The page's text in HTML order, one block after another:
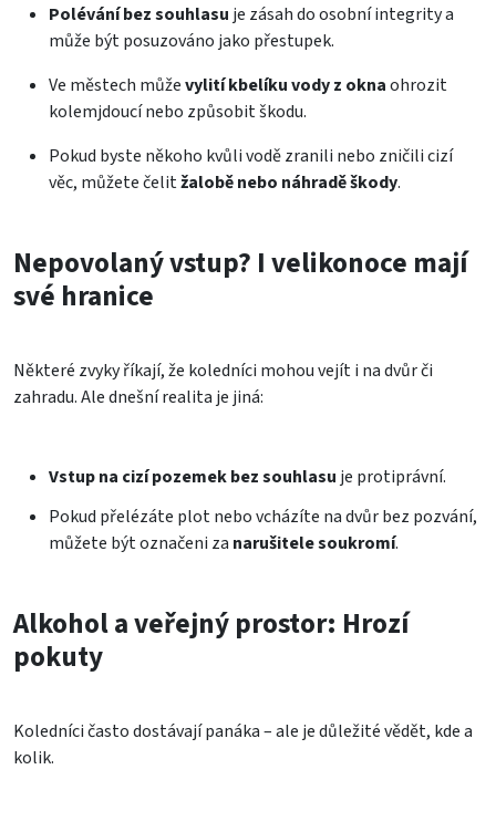
Polévání bez souhlasu je zásah do osobní integrity a
může být posuzováno jako přestupek.
Ve městech můževylití kbelíku vody z oknaohrozit
kolemjdoucí nebo způsobit škodu.
Pokud byste někoho kvůli vodě zranili nebo zničili cizí
věc, můžete čelitžalobě nebo náhradě škody.
Nepovolaný vstup? I velikonoce mají
své hranice
Některé zvyky říkají, že koledníci mohou vejít i na dvůr či
zahradu. Ale dnešní realita je jiná:
Vstup na cizí pozemek bez souhlasu je protiprávní.
Pokud přelézáte plot nebo vcházíte na dvůr bez pozvání,
můžete být označeni za narušitele soukromí.
Alkohol a veřejný prostor: Hrozí
pokuty
Koledníci často dostávají panáka – ale je důležité vědět, kde a
kolik.